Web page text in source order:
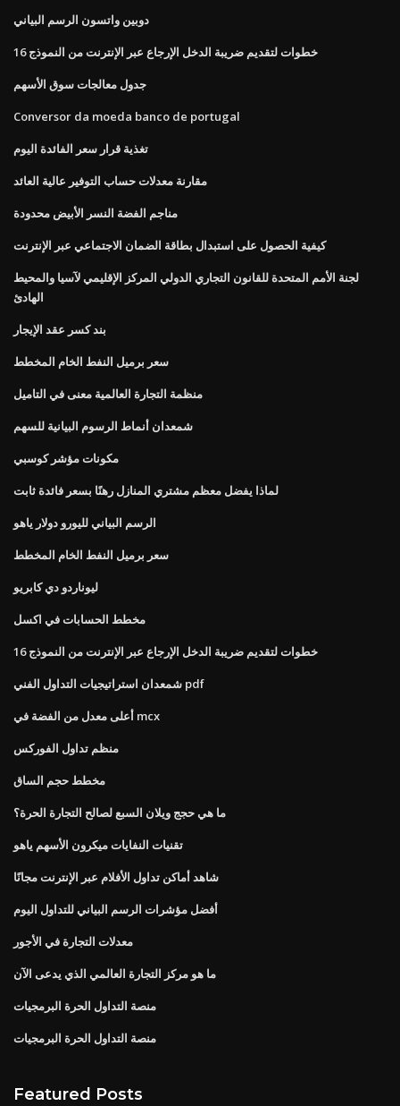
دوبين واتسون الرسم البياني
خطوات لتقديم ضريبة الدخل الإرجاع عبر الإنترنت من النموذج 16
جدول معالجات سوق الأسهم
Conversor da moeda banco de portugal
تغذية قرار سعر الفائدة اليوم
مقارنة معدلات حساب التوفير عالية العائد
مناجم الفضة النسر الأبيض محدودة
كيفية الحصول على استبدال بطاقة الضمان الاجتماعي عبر الإنترنت
لجنة الأمم المتحدة للقانون التجاري الدولي المركز الإقليمي لآسيا والمحيط
الهادئ
بند كسر عقد الإيجار
سعر برميل النفط الخام المخطط
منظمة التجارة العالمية معنى في التاميل
شمعدان أنماط الرسوم البيانية للسهم
مكونات مؤشر كوسبي
لماذا يفضل معظم مشتري المنازل رهنًا بسعر فائدة ثابت
الرسم البياني لليورو دولار ياهو
سعر برميل النفط الخام المخطط
ليوناردو دي كابريو
مخطط الحسابات في اكسل
خطوات لتقديم ضريبة الدخل الإرجاع عبر الإنترنت من النموذج 16
شمعدان استراتيجيات التداول الفني pdf
أعلى معدل من الفضة في mcx
منظم تداول الفوركس
مخطط حجم الساق
ما هي حجج ويلان السبع لصالح التجارة الحرة؟
تقنيات النفايات ميكرون الأسهم ياهو
شاهد أماكن تداول الأفلام عبر الإنترنت مجانًا
أفضل مؤشرات الرسم البياني للتداول اليوم
معدلات التجارة في الأجور
ما هو مركز التجارة العالمي الذي يدعى الآن
منصة التداول الحرة البرمجيات
منصة التداول الحرة البرمجيات
Featured Posts